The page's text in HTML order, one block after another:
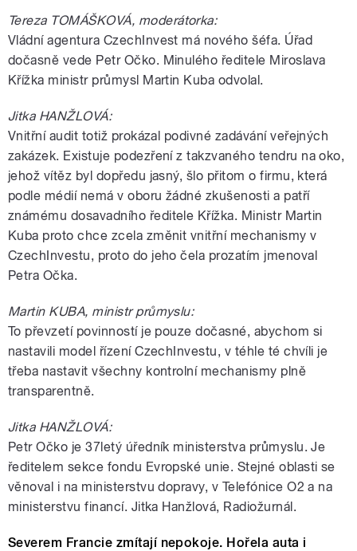
Tereza TOMÁŠKOVÁ, moderátorka:
Vládní agentura CzechInvest má nového šéfa. Úřad
dočasně vede Petr Očko. Minulého ředitele Miroslava
Křížka ministr průmysl Martin Kuba odvolal.
Jitka HANŽLOVÁ:
Vnitřní audit totiž prokázal podivné zadávání veřejných
zakázek. Existuje podezření z takzvaného tendru na oko,
jehož vítěz byl dopředu jasný, šlo přitom o firmu, která
podle médií nemá v oboru žádné zkušenosti a patří
známému dosavadního ředitele Křížka. Ministr Martin
Kuba proto chce zcela změnit vnitřní mechanismy v
CzechInvestu, proto do jeho čela prozatím jmenoval
Petra Očka.
Martin KUBA, ministr průmyslu:
To převzetí povinností je pouze dočasné, abychom si
nastavili model řízení CzechInvestu, v téhle té chvíli je
třeba nastavit všechny kontrolní mechanismy plně
transparentně.
Jitka HANŽLOVÁ:
Petr Očko je 37letý úředník ministerstva průmyslu. Je
ředitelem sekce fondu Evropské unie. Stejné oblasti se
věnoval i na ministerstvu dopravy, v Telefónice O2 a na
ministerstvu financí. Jitka Hanžlová, Radiožurnál.
Severem Francie zmítají nepokoje. Hořela auta i